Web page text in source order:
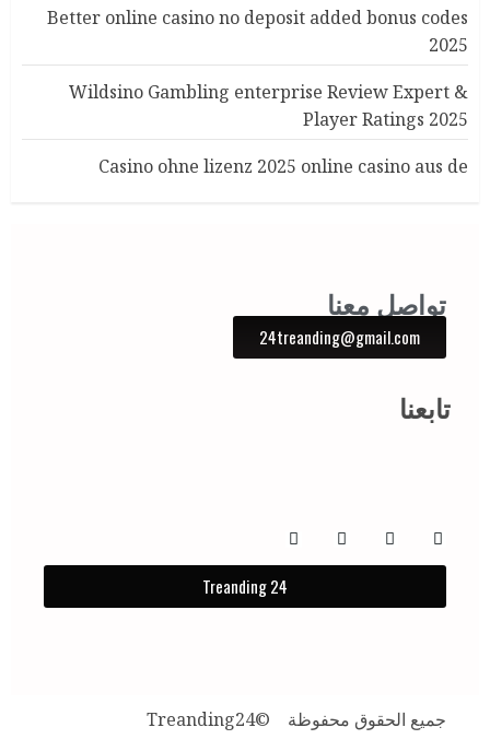
Better online casino no deposit added bonus codes
2025
Wildsino Gambling enterprise Review Expert &
Player Ratings 2025
Casino ohne lizenz 2025 online casino aus de
تواصل معنا
24treanding@gmail.com
تابعنا
Treanding 24
جميع الحقوق محفوظة ©️Treanding24